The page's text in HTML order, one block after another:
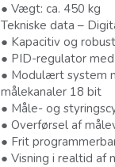
● Vægt: ca. 450 kg
Tekniske data –
● Kapacitiv og
● PID-regulator
● Modulært system
målekanaler 18 bit
● Måle- og
● Overførsel af
● Frit
● Visning i realtid af